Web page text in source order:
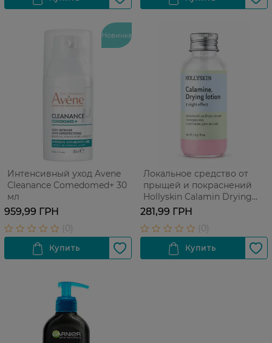
Новинка
Интенсивный уход Avene
Cleanance Comedomed+ 30
мл
959,99 ГРН
Локальное средство от
прыщей и покраснений
Hollyskin Calamin Drying
Lotion с мгновенным
действием за 1 ночь 15 мл
281,99 ГРН